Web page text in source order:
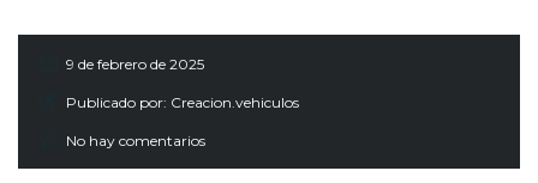
9 de febrero de 2025
Publicado por: Creacion.vehiculos
No hay comentarios